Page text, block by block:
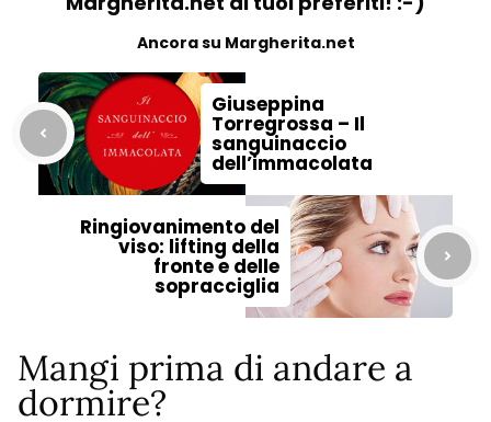
Ancora su Margherita.net
Giuseppina
Torregrossa – Il
sanguinaccio
dell’immacolata
Ringiovanimento del
viso: lifting della
fronte e delle
sopracciglia
Mangi prima di andare a
dormire?